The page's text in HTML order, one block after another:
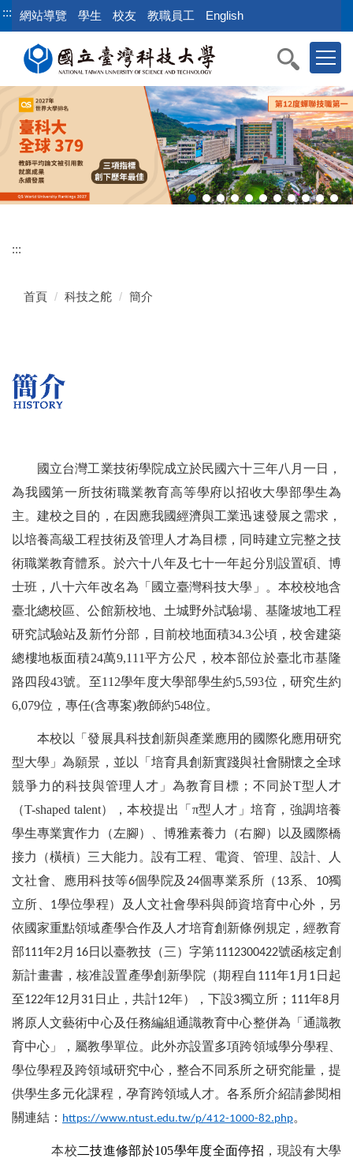
跳
到
::: 網站導覽 學生 校友 教職員工 English
:::
首頁 科技之舵 簡介
國立台灣工業技術學院成立於民國六十三年八月一日，
為我國第一所技術職業教育高等學府以招收大學部學生為
主。建校之目的，在因應我國經濟與工業迅速發展之需求，
以培養高級工程技術及管理人才為目標，同時建立完整之技
術職業教育體系。於六十八年及七十一年起分別設置碩、博
士班，八十六年改名為「國立臺灣科技大學」。本校校地含
臺北總校區、公館新校地、土城野外試驗場、基隆坡地工程
研究試驗站及新竹分部，目前校地面積34.3公頃，校舍建築
總樓地板面積24萬9,111平方公尺，校本部位於臺北市基隆
路四段43號。至112學年度大學部學生約5,593位，研究生約
6,079位，專任(含專案)教師約548位。
本校以「發展具科技創新與產業應用的國際化應用研究
型大學」為願景，並以「培育具創新實踐與社會關懷之全球
競爭力的科技與管理人才」為教育目標；不同於T型人才
（T-shaped talent），本校提出「π型人才」培育，強調培養
學生專業實作力（左腳）、博雅素養力（右腳）以及國際橋
接力（橫槓）三大能力。設有工程、電資、管理、設計、人
文社會、應用科技等6個學院及 24個專業系所（13系、 10獨
立所、 1學位學程）及人文社會學科與師資培育中心外，另
依國家重點領域產學合作及人才培育創新條例規定，經教育
部111年2月 16日以臺教技（三）字第1112300422號函核定創
新計畫書，核准設置產學創新學院（期程自 111年1 月 1 日起
至122年12月 31 日止，共計12年），下設3獨立所； 111年8月
將原人文藝術中心及任務編組通識教育中心整併為「通識教
育中心」，屬教學單位。此外亦設置多項跨領域學分學程、
學位學程及跨領域研究中心，整合不同系所之研究能量，提
供學生多元化課程，孕育跨領域人才。各系所介紹請參閱相
關連結： https://www.ntust.edu.tw/p/412-1000-82.php。
本校二技進修部於105學年度全面停招 ，現設有大學